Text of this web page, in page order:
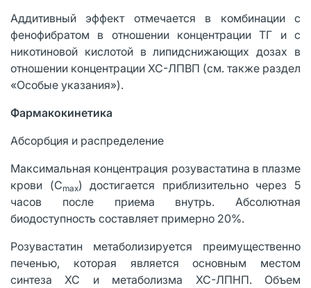
Аддитивный эффект отмечается в комбинации с
фенофибратом в отношении концентрации ТГ и с
никотиновой кислотой в липидснижающих дозах в
отношении концентрации ХС-ЛПВП (см. также раздел
«Особые указания»).
Фармакокинетика
Абсорбция и распределение
Максимальная концентрация розувастатина в плазме
крови (Cmax) достигается приблизительно через 5
часов после приема внутрь. Абсолютная
биодоступность составляет примерно 20%.
Розувастатин метаболизируется преимущественно
печенью, которая является основным местом
синтеза ХС и метаболизма ХС-ЛПНП. Объем